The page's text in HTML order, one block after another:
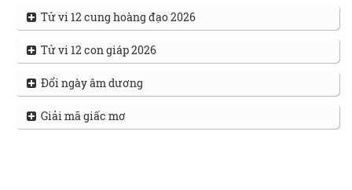
Tử vi 12 cung hoàng đạo 2026
Tử vi 12 con giáp 2026
Đổi ngày âm dương
Giải mã giấc mơ